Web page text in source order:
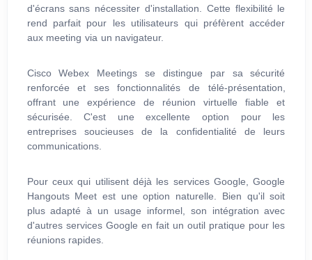
d'écrans sans nécessiter d'installation. Cette flexibilité le
rend parfait pour les utilisateurs qui préfèrent accéder
aux meeting via un navigateur.
Cisco Webex Meetings se distingue par sa sécurité
renforcée et ses fonctionnalités de télé-présentation,
offrant une expérience de réunion virtuelle fiable et
sécurisée. C'est une excellente option pour les
entreprises soucieuses de la confidentialité de leurs
communications.
Pour ceux qui utilisent déjà les services Google, Google
Hangouts Meet est une option naturelle. Bien qu'il soit
plus adapté à un usage informel, son intégration avec
d'autres services Google en fait un outil pratique pour les
réunions rapides.